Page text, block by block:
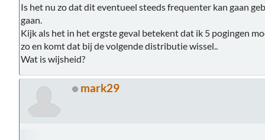
Is het nu zo dat dit eventueel steeds frequenter kan gaan
gaan.
Kijk als het in het ergste geval betekent dat ik 5 pogingen
zo en komt dat bij de volgende distributie wissel..
Wat is wijsheid?
mark29